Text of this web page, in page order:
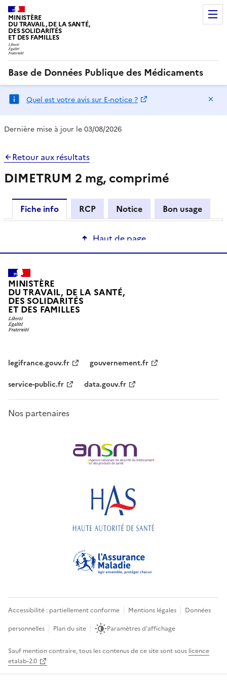
MINISTÈRE
DU TRAVAIL, DE LA SANTÉ,
DES SOLIDARITÉS
ET DES FAMILLES
Base de Données Publique des Médicaments
Quel est votre avis sur E-notice ?
Dernière mise à jour le 03/08/2026
Retour aux résultats
DIMETRUM 2 mg, comprimé
Fiche info RCP Notice Bon usage
Haut de page
MINISTÈRE
DU TRAVAIL, DE LA SANTÉ,
DES SOLIDARITÉS
ET DES FAMILLES
legifrance.gouv.fr
gouvernement.fr
service-public.fr
data.gouv.fr
Nos partenaires
Accessibilité : partiellement conforme Mentions légales
Données
personnelles
Plan du site Paramètres d'affichage
Sauf mention contraire, tous les contenus de ce site sont sous licence
etalab-2.0